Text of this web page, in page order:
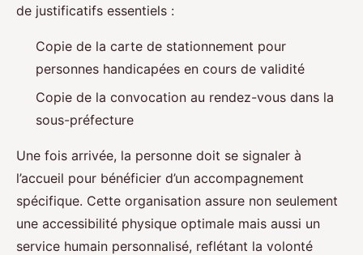
de justificatifs essentiels :
Copie de la carte de stationnement pour
personnes handicapées en cours de validité
Copie de la convocation au rendez-vous dans la
sous-préfecture
Une fois arrivée, la personne doit se signaler à
l’accueil pour bénéficier d’un accompagnement
spécifique. Cette organisation assure non seulement
une accessibilité physique optimale mais aussi un
service humain personnalisé, reflétant la volonté